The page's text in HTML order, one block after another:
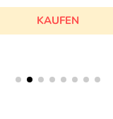
KAUFEN